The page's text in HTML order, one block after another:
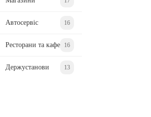
Автосервіс 16
Ресторани та кафе 16
Держустанови 13